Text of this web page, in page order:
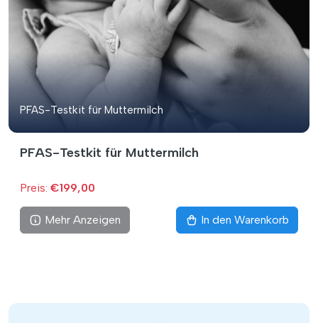
PFAS-Testkit für Muttermilch
PFAS-Testkit für Muttermilch
Preis: €199,00
Mehr Anzeigen In den Warenkorb